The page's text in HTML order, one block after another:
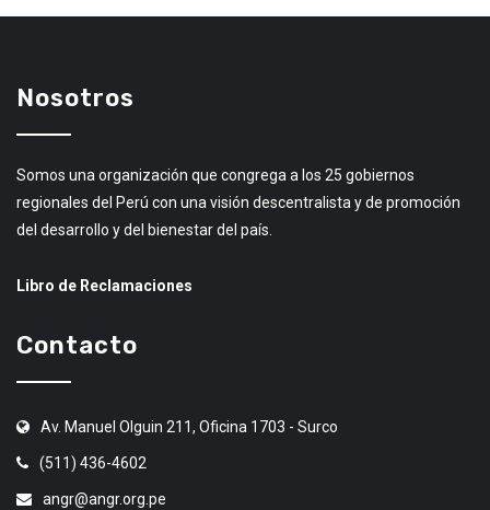
Nosotros
Somos una organización que congrega a los 25 gobiernos
regionales del Perú con una visión descentralista y de promoción
del desarrollo y del bienestar del país.
Libro de Reclamaciones
Contacto
Av. Manuel Olguin 211, Oficina 1703 - Surco
(511) 436-4602
angr@angr.org.pe